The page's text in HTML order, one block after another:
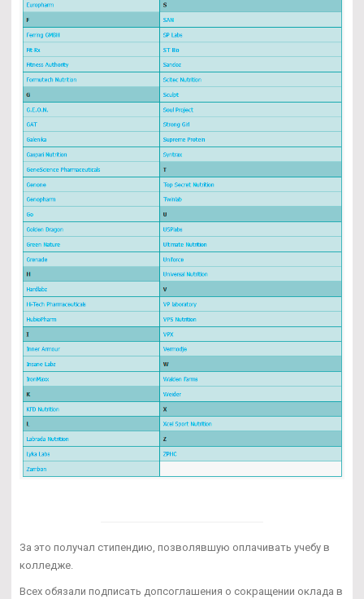
За это получал стипендию, позволявшую оплачивать учебу в
колледже.
Всех обязали подписать допсоглашения о сокращении оклада в